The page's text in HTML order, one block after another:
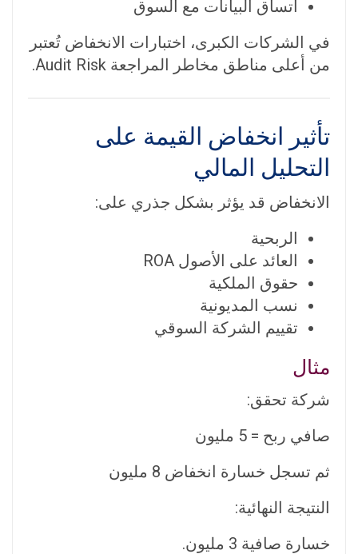
اتساق البيانات مع السوق
في الشركات الكبرى، اختبارات الانخفاض تُعتبر
من أعلى مناطق مخاطر المراجعة Audit Risk.
تأثير انخفاض القيمة على
التحليل المالي
الانخفاض قد يؤثر بشكل جذري على:
الربحية
العائد على الأصول ROA
حقوق الملكية
نسب المديونية
تقييم الشركة السوقي
مثال
شركة تحقق:
صافي ربح = 5 مليون
ثم تسجل خسارة انخفاض 8 مليون
النتيجة النهائية:
خسارة صافية 3 مليون.